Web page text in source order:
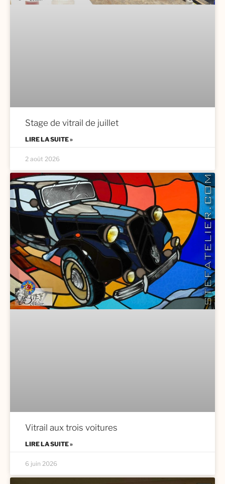
Stage de vitrail de juillet
LIRE LA SUITE »
2 août 2026
Vitrail aux trois voitures
LIRE LA SUITE »
6 juin 2026